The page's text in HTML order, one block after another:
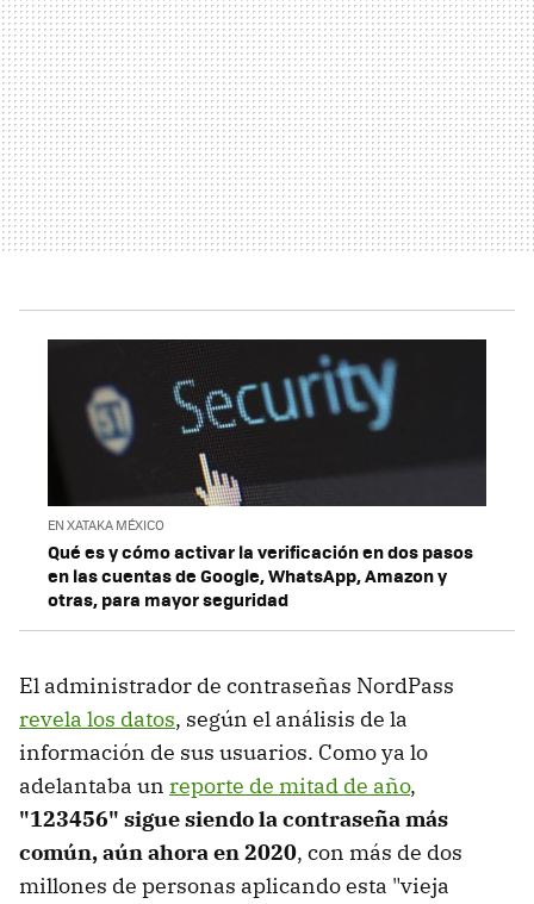
EN XATAKA MÉXICO
Qué es y cómo activar la verificación en dos pasos
en las cuentas de Google, WhatsApp, Amazon y
otras, para mayor seguridad
El administrador de contraseñas NordPass
revela los datos, según el análisis de la
información de sus usuarios. Como ya lo
adelantaba un reporte de mitad de año,
"123456" sigue siendo la contraseña más
común, aún ahora en 2020, con más de dos
millones de personas aplicando esta "vieja